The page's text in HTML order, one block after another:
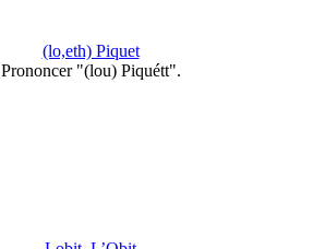
(lo,eth) Piquet
Prononcer "(lou) Piquétt".